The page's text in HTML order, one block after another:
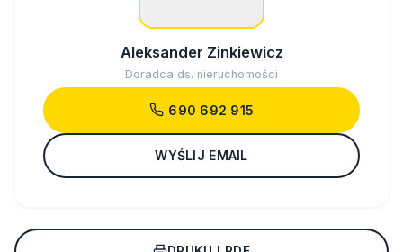
Aleksander Zinkiewicz
Doradca ds. nieruchomości
690 692 915
WYŚLIJ EMAIL